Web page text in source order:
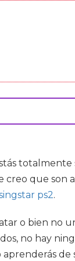
creo que son
ps2.
o bien no
no hay
de